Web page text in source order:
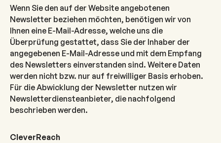
Wenn Sie den auf der Website angebotenen
Newsletter beziehen möchten, benötigen wir von
Ihnen eine E-Mail-Adresse, welche uns die
Überprüfung gestattet, dass Sie der Inhaber der
angegebenen E-Mail-Adresse und mit dem Empfang
des Newsletters einverstanden sind. Weitere Daten
werden nicht bzw. nur auf freiwilliger Basis erhoben.
Für die Abwicklung der Newsletter nutzen wir
Newsletterdiensteanbieter, die nachfolgend
beschrieben werden.
CleverReach